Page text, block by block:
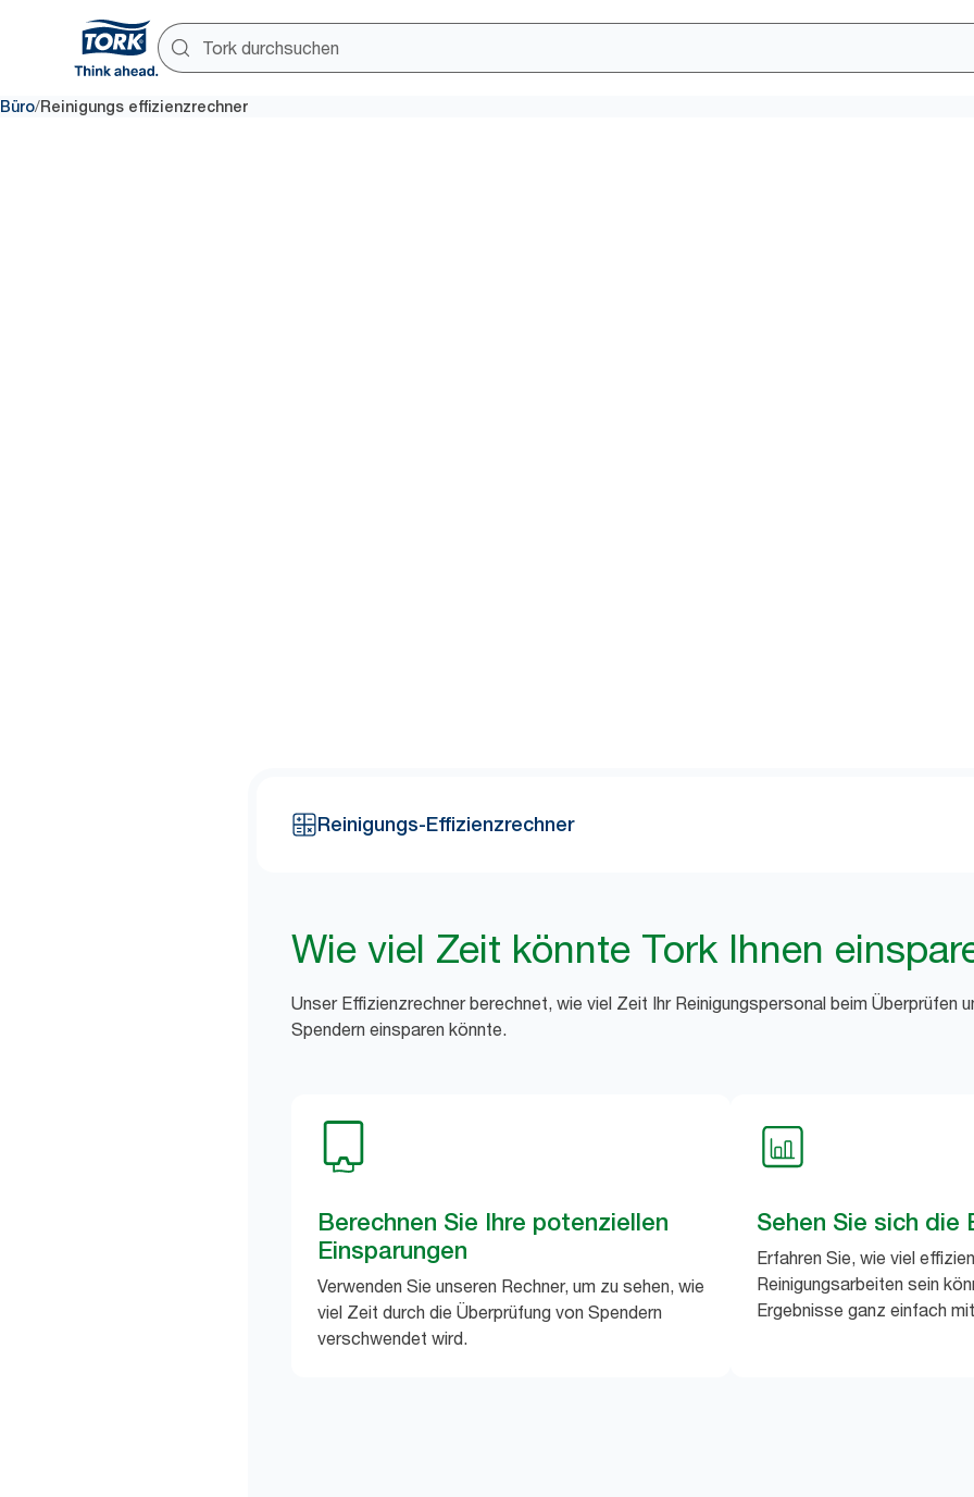
Büro/Reinigungs effizienzrechner
Reinigungs-Effizienzrechner
Wie viel Zeit könnte Tork Ihnen
Unser Effizienzrechner berechnet, wie viel Zeit Ihr Reinigungspersonal beim Überprüfen
Spendern einsparen könnte.
Berechnen Sie Ihre potenziellen
Einsparungen
Verwenden Sie unseren Rechner, um zu sehen, wie
viel Zeit durch die Überprüfung von Spendern
verschwendet wird.
Sehen Sie sich die
Erfahren Sie, wie viel
Reinigungsarbeiten sein
Ergebnisse ganz einfach